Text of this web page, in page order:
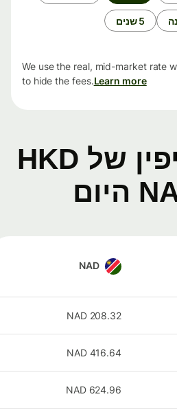
5 שנים
We use the real, mid-market
to hide the fees.Learn more
שערי חליפין של HKD
NAD
208.32
NAD
416.64
NAD
624.96
NAD